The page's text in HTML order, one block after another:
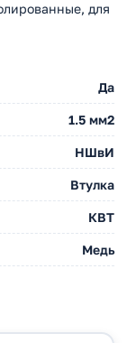
для
Да
1.5 мм2
НШвИ
Втулка
КВТ
Медь